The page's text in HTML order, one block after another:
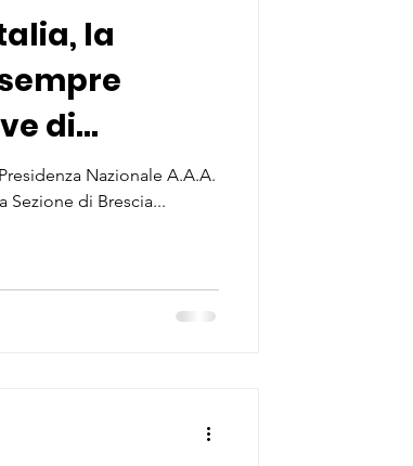
la
di
Nazionale A.A.A.
Sezione di Brescia...